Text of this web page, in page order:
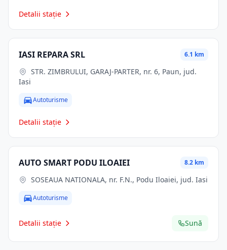
Detalii stație
IASI REPARA SRL 6.1 km
Iasi
Autoturisme
Detalii stație
AUTO SMART PODU ILOAIEI 8.2 km
SOSEAUA NATIONALA, nr. F.N., Podu Iloaiei, jud. Iasi
Autoturisme
Detalii stație Sună